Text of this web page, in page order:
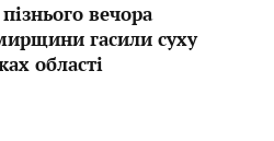
вечора
гасили суху
області